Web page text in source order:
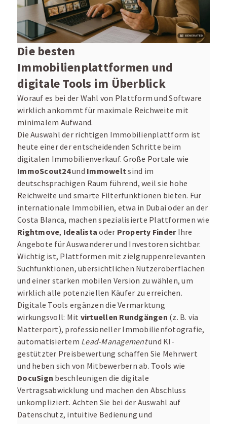
Die besten
Immobilienplattformen und
digitale Tools im Überblick
Worauf es bei der Wahl von Plattform und Software
wirklich ankommt für maximale Reichweite mit
minimalem Aufwand.
Die Auswahl der richtigen Immobilienplattform ist
heute einer der entscheidenden Schritte beim
digitalen Immobilienverkauf. Große Portale wie
ImmoScout24und Immoweltsind im
deutschsprachigen Raum führend, weil sie hohe
Reichweite und smarte Filterfunktionen bieten. Für
internationale Immobilien, etwa in Dubai oder an der
Costa Blanca, machen spezialisierte Plattformen wie
Rightmove, Idealista oder Property FinderIhre
Angebote für Auswanderer und Investoren sichtbar.
Wichtig ist, Plattformen mit zielgruppenrelevanten
Suchfunktionen, übersichtlichen Nutzeroberflächen
und einer starken mobilen Version zu wählen, um
wirklich alle potenziellen Käufer zu erreichen.
Digitale Tools ergänzen die Vermarktung
wirkungsvoll: Mit virtuellen Rundgängen (z. B. via
Matterport), professioneller Immobilienfotografie,
automatisiertem Lead-Managementund KI-
gestützter Preisbewertung schaffen Sie Mehrwert
und heben sich von Mitbewerbern ab. Tools wie
DocuSign beschleunigen die digitale
Vertragsabwicklung und machen den Abschluss
unkompliziert. Achten Sie bei der Auswahl auf
Datenschutz, intuitive Bedienung und